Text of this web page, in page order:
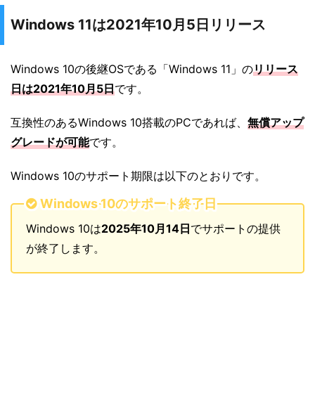
Windows 11は2021年10月5日リリース
Windows 10の後継OSである「Windows 11」のリリース
日は2021年10月5日です。
互換性のあるWindows 10搭載のPCであれば、 無償アップ
グレードが可能です。
Windows 10のサポート期限は以下のとおりです。
Windows 10のサポート終了日
Windows 10は2025年10月14日でサポートの提供
が終了します。